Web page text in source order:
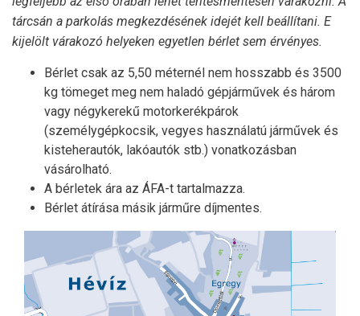
tárcsán a parkolás megkezdésének idejét kell beállítani. E
kijelölt várakozó helyeken egyetlen bérlet sem érvényes.
Bérlet csak az 5,50 méternél nem hosszabb és 3500
kg tömeget meg nem haladó gépjárművek és három
vagy négykerekű motorkerékpárok
(személygépkocsik, vegyes használatú járművek és
kisteherautók, lakóautók stb.) vonatkozásban
vásárolható.
A bérletek ára az ÁFA-t tartalmazza.
Bérlet átírása másik járműre díjmentes.